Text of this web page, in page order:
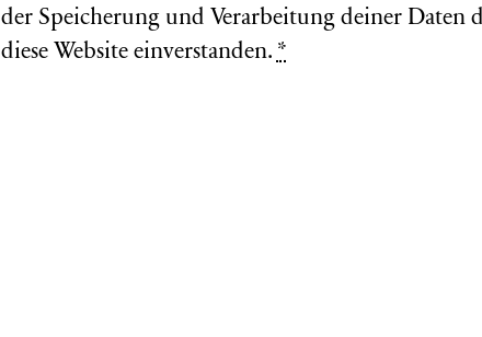
der Speicherung und Verarbeitung deiner Daten
diese Website einverstanden. *